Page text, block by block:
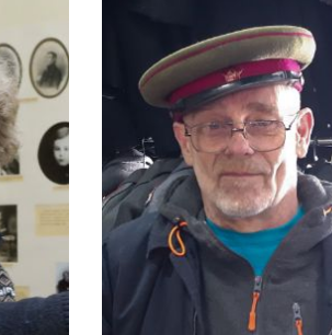
РЕЖИССЕР-ОПЕРАТОР